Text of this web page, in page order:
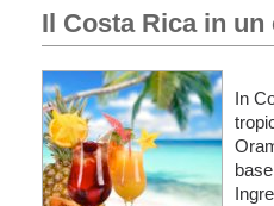
Il Costa Rica in
In